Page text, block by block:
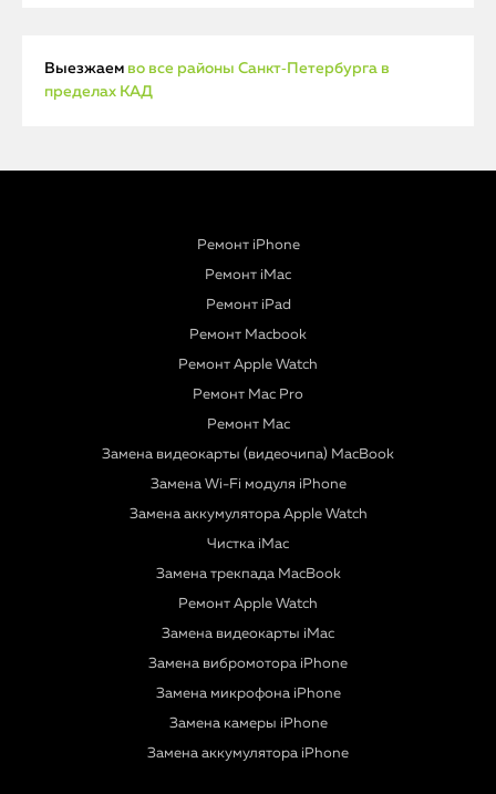
Выезжаем во все районы Санкт‑Петербурга в
пределах КАД
Ремонт iPhone
Ремонт iMac
Ремонт iPad
Ремонт Macbook
Ремонт Apple Watch
Ремонт Mac Pro
Ремонт Mac
Замена видеокарты (видеочипа) MacBook
Замена Wi-Fi модуля iPhone
Замена аккумулятора Apple Watch
Чистка iMac
Замена трекпада MacBook
Ремонт Apple Watch
Замена видеокарты iMac
Замена вибромотора iPhone
Замена микрофона iPhone
Замена камеры iPhone
Замена аккумулятора iPhone